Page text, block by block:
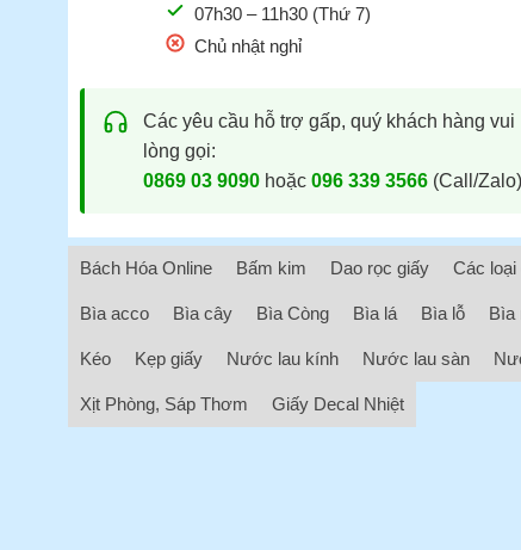
07h30 – 11h30 (Thứ 7)
Chủ nhật nghỉ
Các yêu cầu hỗ trợ gấp, quý khách hàng vui
lòng gọi:
0869 03 9090hoặc 096 339 3566(Call/Zalo)
Bách Hóa Online Bấm kim Dao rọc giấy Các loại
Bìa acco Bìa cây Bìa Còng Bìa lá Bìa lỗ Bìa
Kéo Kẹp giấy Nước lau kính Nước lau sàn
Xịt Phòng, Sáp Thơm Giấy Decal Nhiệt